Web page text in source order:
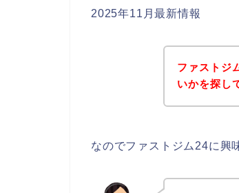
2025年11月最新情報
ファストジ
いかを探し
なのでファストジム24に興